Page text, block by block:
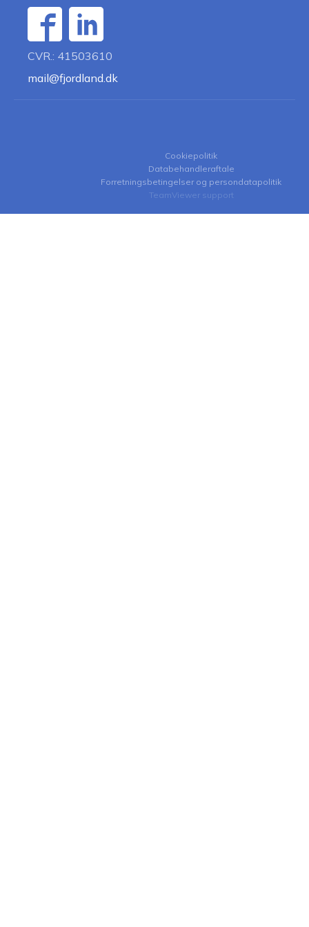
CVR.: 41503610
mail@fjordland.dk
Cookiepolitik
Databehandleraftale
Forretningsbetingelser og persondatapolitik
TeamViewer support